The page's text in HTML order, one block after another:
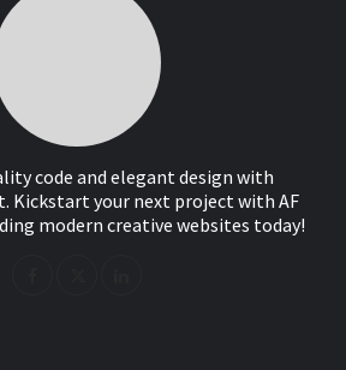
code and elegant design with
Kickstart your next project with AF
modern creative websites today!